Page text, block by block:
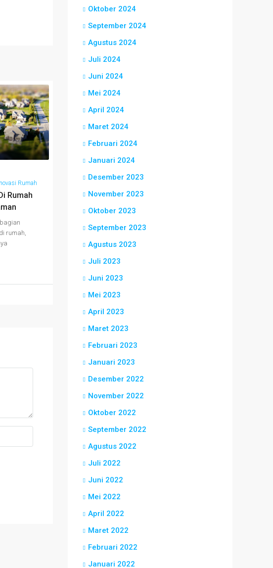
Rumah
Rumah
rumah,
Oktober 2024
September 2024
Agustus 2024
Juli 2024
Juni 2024
Mei 2024
April 2024
Maret 2024
Februari 2024
Januari 2024
Desember 2023
November 2023
Oktober 2023
September 2023
Agustus 2023
Juli 2023
Juni 2023
Mei 2023
April 2023
Maret 2023
Februari 2023
Januari 2023
Desember 2022
November 2022
Oktober 2022
September 2022
Agustus 2022
Juli 2022
Juni 2022
Mei 2022
April 2022
Maret 2022
Februari 2022
Januari 2022